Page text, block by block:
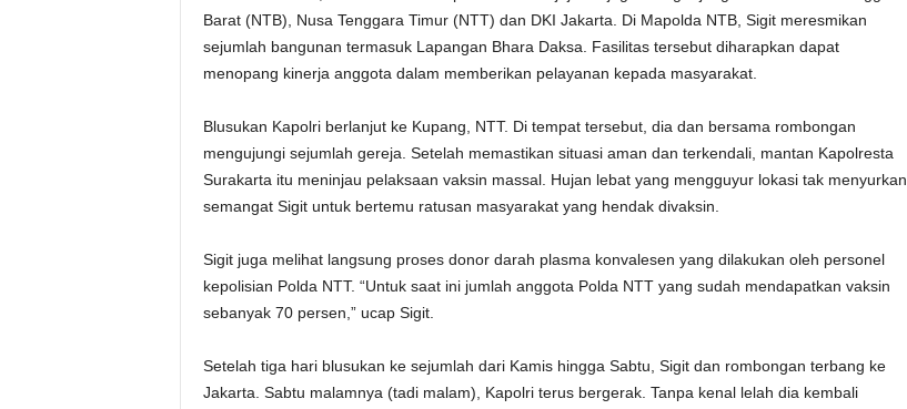
Barat (NTB), Nusa Tenggara Timur (NTT) dan DKI Jakarta. Di Mapolda NTB, Sigit meresmikan
sejumlah bangunan termasuk Lapangan Bhara Daksa. Fasilitas tersebut diharapkan dapat
menopang kinerja anggota dalam memberikan pelayanan kepada masyarakat.
Blusukan Kapolri berlanjut ke Kupang, NTT. Di tempat tersebut, dia dan bersama rombongan
mengujungi sejumlah gereja. Setelah memastikan situasi aman dan terkendali, mantan Kapolresta
Surakarta itu meninjau pelaksaan vaksin massal. Hujan lebat yang mengguyur lokasi tak menyurkan
semangat Sigit untuk bertemu ratusan masyarakat yang hendak divaksin.
Sigit juga melihat langsung proses donor darah plasma konvalesen yang dilakukan oleh personel
kepolisian Polda NTT. “Untuk saat ini jumlah anggota Polda NTT yang sudah mendapatkan vaksin
sebanyak 70 persen,” ucap Sigit.
Setelah tiga hari blusukan ke sejumlah dari Kamis hingga Sabtu, Sigit dan rombongan terbang ke
Jakarta. Sabtu malamnya (tadi malam), Kapolri terus bergerak. Tanpa kenal lelah dia kembali